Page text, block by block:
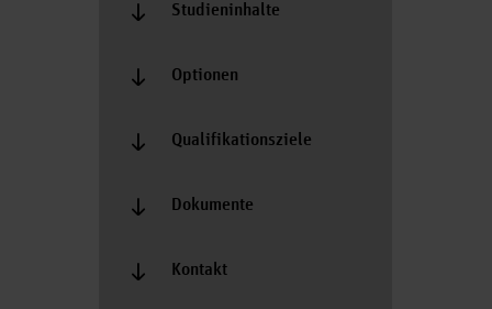
Studieninhalte
Optionen
Qualifikationsziele
Dokumente
Kontakt